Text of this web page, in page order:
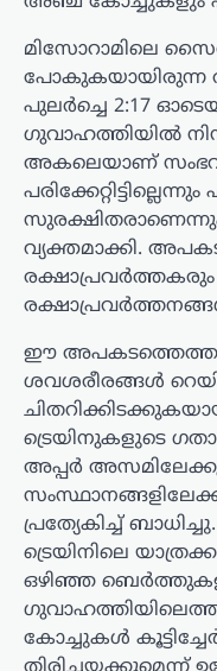
മിസോറാമിലെ
പോകുകയായിരുന്ന
പുലർച്ചെ 2:17
ഗുവാഹത്തിയിൽ
അകലെയാണ്
വ്യക്തമാക്കി.
ഈ
ശവശരീരങ്ങൾ
ട്രെയിനുകളുടെ
അപ്പർ
പ്രത്യേകിച്ച്
ട്രെയിനിലെ
ഒഴിഞ്ഞ
കോച്ചുകൾ